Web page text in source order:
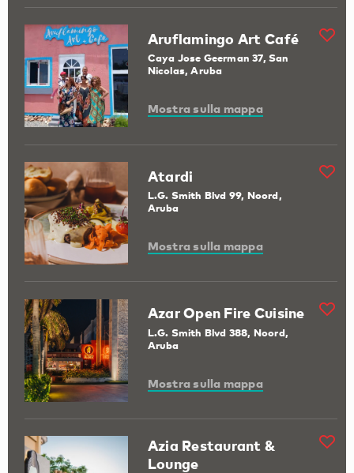
Aruflamingo Art Café
Caya Jose Geerman 37, San
Nicolas, Aruba
Mostra sulla mappa
Atardi
L.G. Smith Blvd 99, Noord,
Aruba
Mostra sulla mappa
Azar Open Fire Cuisine
L.G. Smith Blvd 388, Noord,
Aruba
Mostra sulla mappa
Azia Restaurant &
Lounge